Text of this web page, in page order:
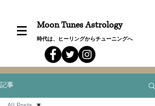
Moon Tunes Astrology
時代は、ヒーリングからチューニングへ
記事